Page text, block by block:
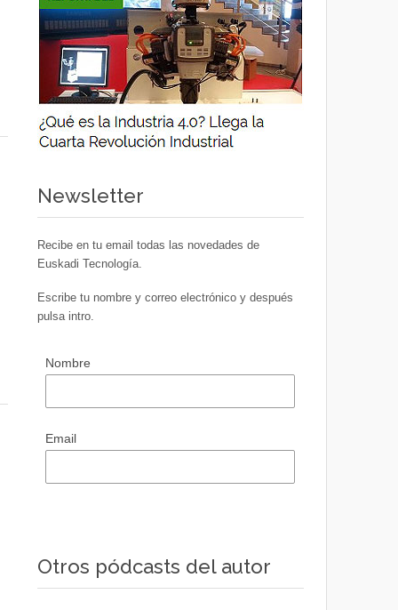
Newsletter
Recibe en tu email todas las novedades de
Euskadi Tecnología.
Escribe tu nombre y correo electrónico y después
pulsa intro.
Nombre
Email
Otros pódcasts del autor